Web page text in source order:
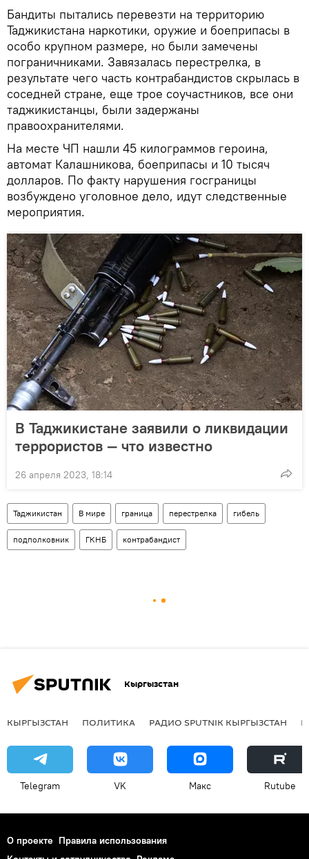
Бандиты пытались перевезти на территорию
Таджикистана наркотики, оружие и боеприпасы в
особо крупном размере, но были замечены
пограничниками. Завязалась перестрелка, в
результате чего часть контрабандистов скрылась в
соседней стране, еще трое соучастников, все они
таджикистанцы, были задержаны
правоохранителями.
На месте ЧП нашли 45 килограммов героина,
автомат Калашникова, боеприпасы и 10 тысяч
долларов. По факту нарушения госграницы
возбуждено уголовное дело, идут следственные
мероприятия.
В Таджикистане заявили о ликвидации
террористов — что известно
26 апреля 2023, 18:14
Таджикистан В мире граница перестрелка гибель
подполковник ГКНБ контрабандист
Кыргызстан
КЫРГЫЗСТАН ПОЛИТИКА РАДИО SPUTNIK КЫРГЫЗСТАН
Telegram VK Макс Rutube
О проекте Правила использования